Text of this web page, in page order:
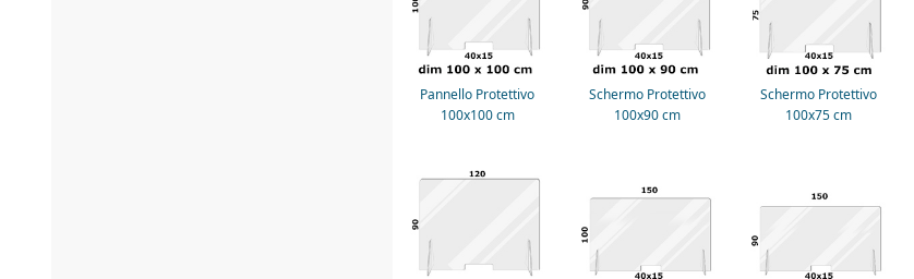
Pannello Protettivo
100x100 cm
Schermo Protettivo
100x90 cm
Schermo Protettivo
100x75 cm